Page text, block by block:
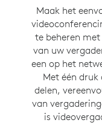
Maak het
te beheren
van uw
een op het
Met één
delen,
van
is